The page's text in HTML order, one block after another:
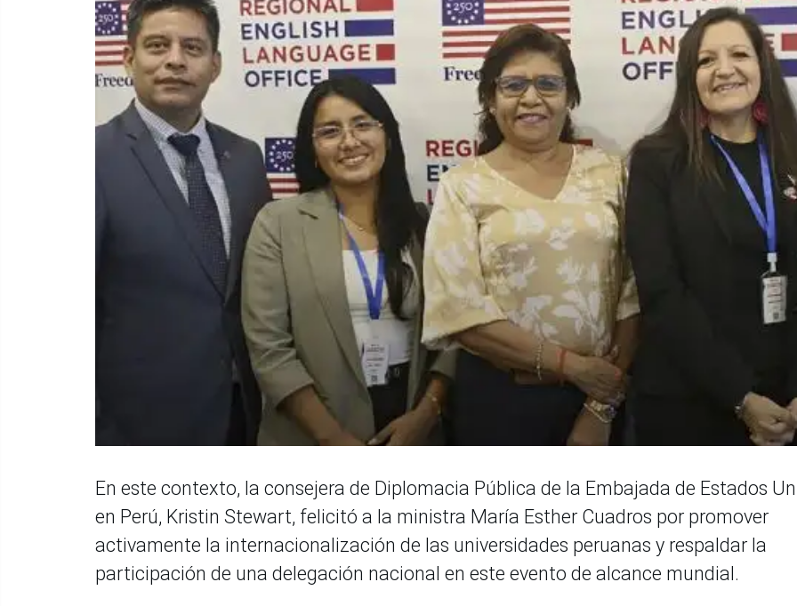
En este contexto, la consejera de Diplomacia Pública de la Embajada de Estados
en Perú, Kristin Stewart, felicitó a la ministra María Esther Cuadros por promover
activamente la internacionalización de las universidades peruanas y respaldar la
participación de una delegación nacional en este evento de alcance mundial.